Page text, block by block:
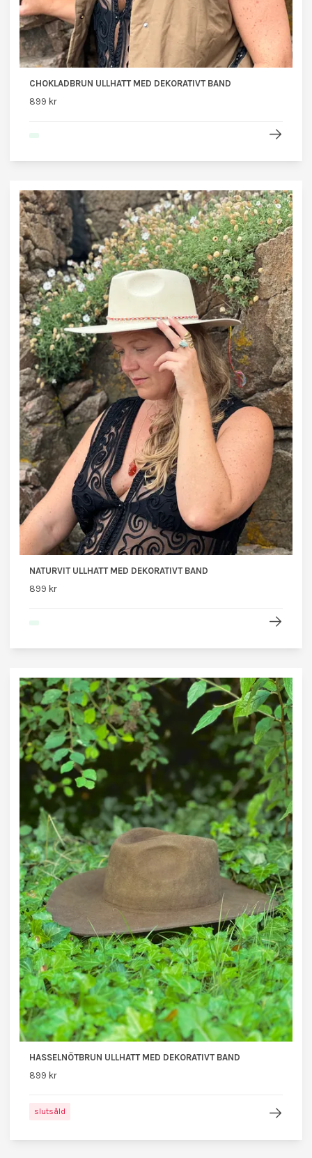
CHOKLADBRUN ULLHATT MED DEKORATIVT BAND
899 kr
NATURVIT ULLHATT MED DEKORATIVT BAND
899 kr
HASSELNÖTBRUN ULLHATT MED DEKORATIVT BAND
899 kr
slutsåld